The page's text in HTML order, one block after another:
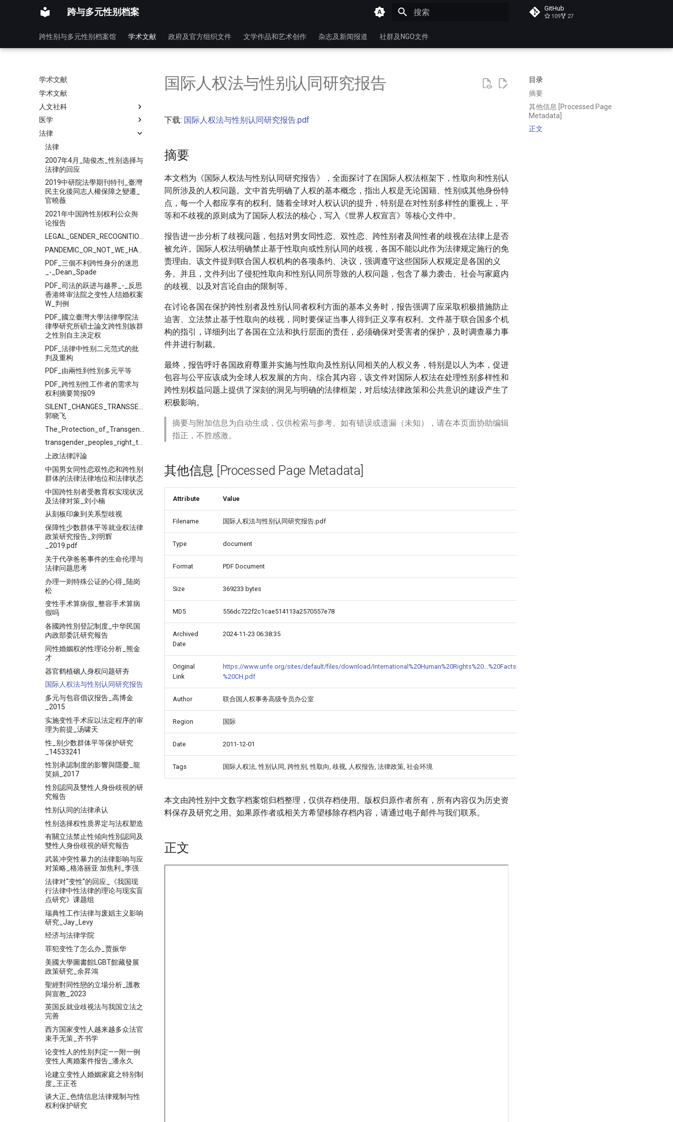
跨与多元性别档案 GitHub
109 27
跨性别与多元性别档案馆 学术文献 政府及官方组织文件 文学作品和艺术创作 杂志及新闻报道 社群及NGO文件
学术文献
学术文献
人文社科
医学
法律
法律
2007年4月_陆俊杰_性别选择与
法律的回应
2019中研院法學期刊特刊_臺灣
民主化後同志人權保障之變遷_
官曉薇
2021年中国跨性别权利公众舆
论报告
PDF_三個不利跨性身分的迷思
_-_Dean_Spade
PDF_司法的跃进与越界_-_反思
香港终审法院之变性人结婚权案
W_判例
PDF_國立臺灣大學法律學院法
律學研究所碩士論文跨性別族群
之性別自主决定权
PDF_法律中性别二元范式的批
判及重构
PDF_由兩性到性別多元平等
PDF_跨性别性工作者的需求与
权利摘要简报09
SILENT_CHANGES_TRANSSEXUALS'_-
郭晓飞
transgender_peoples_right_to_marry_in_vietnam_and_other
上政法律評論
中国男女同性恋双性恋和跨性别
群体的法律法律地位和法律状态
中国跨性别者受教育权实现状况
及法律对策_刘小楠
从刻板印象到关系型歧视
保障性少数群体平等就业权法律
政策研究报告_刘明辉
_2019.pdf
关于代孕爸爸事件的生命伦理与
法律问题思考
办理一则特殊公证的心得_陆岗
松
变性手术算病假_整容手术算病
假吗
各國跨性別登記制度_中华民国
內政部委託研究報告
同性婚姻权的性理论分析_熊金
才
器官鹤植硇人身权问题研夯
国际人权法与性别认同研究报告
多元与包容倡议报告_高博金
_2015
实施变性手术应以法定程序的审
理为前提_汤啸天
性_别少数群体平等保护研究
_14533241
性別承認制度的影響與隱憂_龍
笑娟_2017
性別認同及雙性人身份歧視的研
究報告
性别认同的法律承认
性别选择权性质界定与法权塑造
有關立法禁止性傾向性別認同及
雙性人身份歧視的研究報告
武装冲突性暴力的法律影响与应
对策略_格洛丽亚·加焦利_李强
法律对“变性”的回应_《我国现
行法律中性法律的理论与现实盲
点研究》课题组
瑞典性工作法律与废娼主义影响
研究_Jay_Levy
经济与法律学院
罪犯变性了怎么办_贾振华
美國大學圖書館LGBT館藏發展
政策研究_余昇鴻
聖經對同性戀的立場分析_護教
與宣教_2023
英国反就业歧视法与我国立法之
完善
西方国家变性人越来越多众法官
束手无策_齐书学
论变性人的性别判定——附一例
变性人离婚案件报告_潘永久
论建立变性人婚姻家庭之特别制
度_王正苍
谈大正_色情信息法律规制与性
权利保护研究
目录
摘要
其他信息 [Processed Page
Metadata]
正文
国际人权法与性别认同研究报告
下载: 国际人权法与性别认同研究报告.pdf
摘要
本文档为《国际人权法与性别认同研究报告》，全面探讨了在国际人权法框架下，性取向和性别认
同所涉及的人权问题。文中首先明确了人权的基本概念，指出人权是无论国籍、性别或其他身份特
点，每一个人都应享有的权利。随着全球对人权认识的提升，特别是在对性别多样性的重视上，平
等和不歧视的原则成为了国际人权法的核心，写入《世界人权宣言》等核心文件中。
报告进一步分析了歧视问题，包括对男女同性恋、双性恋、跨性别者及间性者的歧视在法律上是否
被允许。国际人权法明确禁止基于性取向或性别认同的歧视，各国不能以此作为法律规定施行的免
责理由。该文件提到联合国人权机构的各项条约、决议，强调遵守这些国际人权规定是各国的义
务。并且，文件列出了侵犯性取向和性别认同所导致的人权问题，包含了暴力袭击、社会与家庭内
的歧视、以及对言论自由的限制等。
在讨论各国在保护跨性别者及性别认同者权利方面的基本义务时，报告强调了应采取积极措施防止
迫害、立法禁止基于性取向的歧视，同时要保证当事人得到正义享有权利。文件基于联合国多个机
构的指引，详细列出了各国在立法和执行层面的责任，必须确保对受害者的保护，及时调查暴力事
件并进行制裁。
最终，报告呼吁各国政府尊重并实施与性取向及性别认同相关的人权义务，特别是以人为本，促进
包容与公平应该成为全球人权发展的方向。综合其内容，该文件对国际人权法在处理性别多样性和
跨性别权益问题上提供了深刻的洞见与明确的法律框架，对后续法律政策和公共意识的建设产生了
积极影响。
摘要与附加信息为自动生成，仅供检索与参考。如有错误或遗漏（未知），请在本页面协助编辑
指正，不胜感激。
其他信息 [Processed Page Metadata]
Attribute Value
Filename 国际人权法与性别认同研究报告.pdf
Type document
Format PDF Document
Size 369233 bytes
MD5 556dc722f2c1cae514113a2570557e78
Archived
Date
2024-11-23 06:38:35
Original
Link
https://www.unfe.org/sites/default/files/download/International%20Human%20Rights%20...%20Factsheet%20-
%20CH.pdf
Author 联合国人权事务高级专员办公室
Region 国际
Date 2011-12-01
Tags 国际人权法, 性别认同, 跨性别, 性取向, 歧视, 人权报告, 法律政策, 社会环境
本文由跨性别中文数字档案馆归档整理，仅供存档使用。版权归原作者所有，所有内容仅为历史资
料保存及研究之用。如果原作者或相关方希望移除存档内容，请通过电子邮件与我们联系。
正文